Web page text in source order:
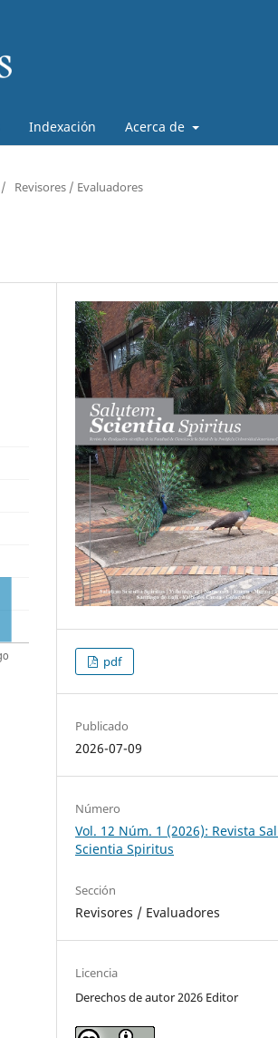
Indexación Acerca de
/ Revisores / Evaluadores
pdf
Publicado
2026-07-09
Número
Vol. 12 Núm. 1 (2026): Revista
Scientia Spiritus
Sección
Revisores / Evaluadores
Licencia
Derechos de autor 2026 Editor